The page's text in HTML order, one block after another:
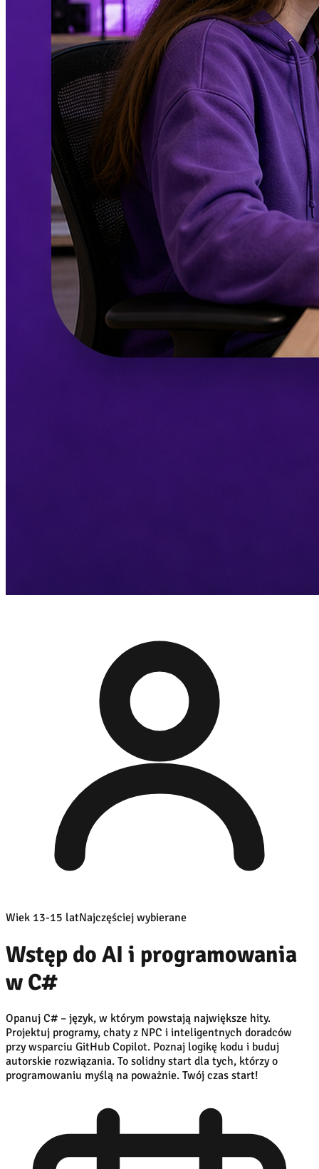
Wiek 13-15 latNajczęściej wybierane
Wstęp do AI i programowania
w C#
Opanuj C# – język, w którym powstają największe hity.
Projektuj programy, chaty z NPC i inteligentnych doradców
przy wsparciu GitHub Copilot. Poznaj logikę kodu i buduj
autorskie rozwiązania. To solidny start dla tych, którzy o
programowaniu myślą na poważnie. Twój czas start!